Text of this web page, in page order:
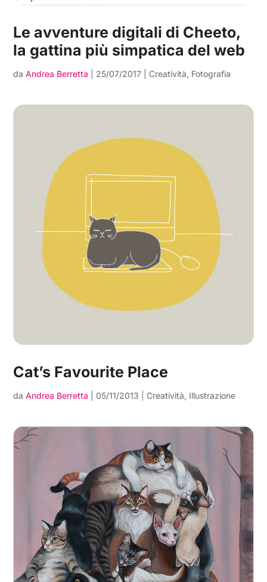
Le avventure digitali di Cheeto,
la gattina più simpatica del web
daAndrea Berretta 25/07/2017 Creatività, Fotografia
Cat’s Favourite Place
daAndrea Berretta 05/11/2013 Creatività, Illustrazione